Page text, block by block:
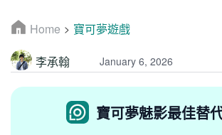
Home > 寶可夢遊戲
李承翰 January 6, 2026
寶可夢魅影最佳替